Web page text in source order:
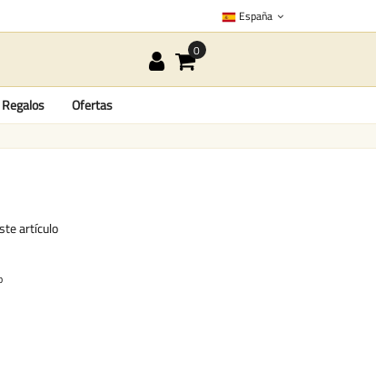
España
Regalos Ofertas
artículo